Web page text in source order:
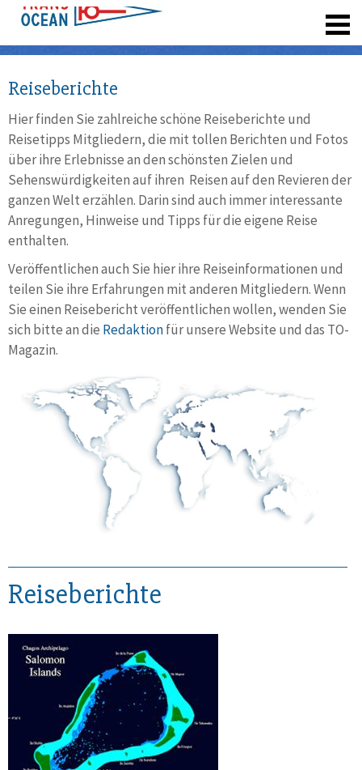
Reiseberichte
Hier finden Sie zahlreiche schöne Reiseberichte und
Reisetipps Mitgliedern, die mit tollen Berichten und Fotos
über ihre Erlebnisse an den schönsten Zielen und
Sehenswürdigkeiten auf ihren Reisen auf den Revieren der
ganzen Welt erzählen. Darin sind auch immer interessante
Anregungen, Hinweise und Tipps für die eigene Reise
enthalten.
Veröffentlichen auch Sie hier ihre Reiseinformationen und
teilen Sie ihre Erfahrungen mit anderen Mitgliedern. Wenn
Sie einen Reisebericht veröffentlichen wollen, wenden Sie
sich bitte an die Redaktionfür unsere Website und das TO-
Magazin.
Reiseberichte